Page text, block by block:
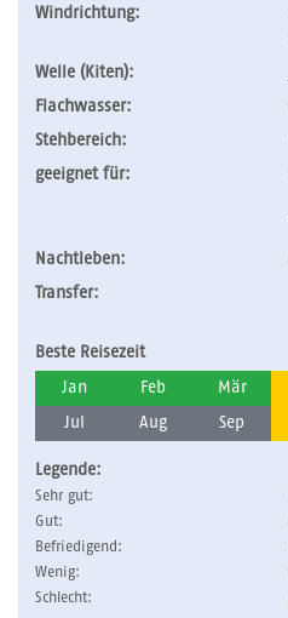
Windrichtung:
Welle (Kiten):
Flachwasser:
Stehbereich:
geeignet für:
Nachtleben:
Transfer:
Beste Reisezeit
Jan Feb Mär
Jul Aug Sep
Legende:
Sehr gut:
Gut:
Befriedigend:
Wenig:
Schlecht: